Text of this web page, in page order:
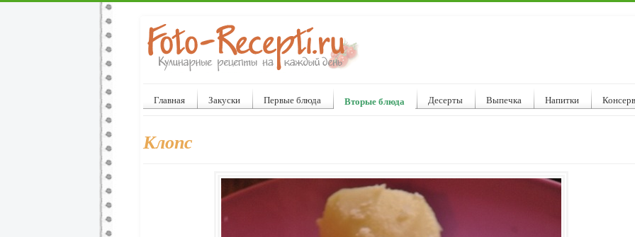
Главная Закуски Первые блюда Вторые блюда Десерты Выпечка Напитки
Клопс